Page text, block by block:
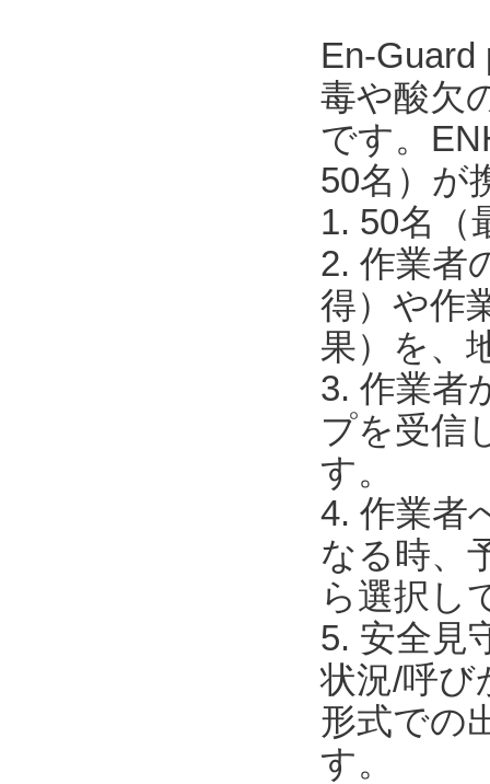
En-Guard
毒や酸欠
です。
50名）が
1. 50名（
2. 作業者
得）や作
果）を、
3. 作業者
プを受信
す。
4. 作業者
なる時、
ら選択し
5. 安全見
状況/呼び
形式での
す。